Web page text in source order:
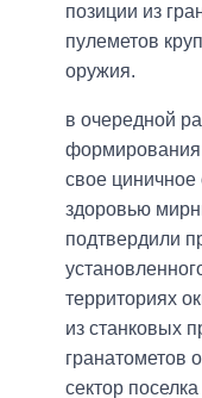
позиции из
пулеметов
оружия.
в очередной
свое
здоровью
подтвердили
территориях
из станковых
гранатометов
сектор